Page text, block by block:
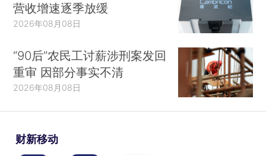
营收增速逐季放缓
2026年08月08日
“90后”农民工讨薪涉刑案发回
重审 因部分事实不清
2026年08月08日
财新移动